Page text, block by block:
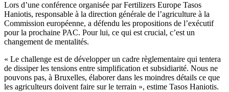
Lors d’une conférence organisée par Fertilizers Europe Tasos
Haniotis, responsable à la direction générale de l’agriculture à la
Commission européenne, a défendu les propositions de l’exécutif
pour la prochaine PAC. Pour lui, ce qui est crucial, c’est un
changement de mentalités.
« Le challenge est de développer un cadre règlementaire qui tentera
de dissiper les tensions entre simplification et subsidiarité. Nous ne
pouvons pas, à Bruxelles, élaborer dans les moindres détails ce que
les agriculteurs doivent faire sur le terrain », estime Tasos Haniotis.